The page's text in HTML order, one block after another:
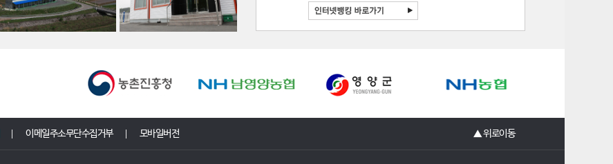
이메일주소무단수집거부 모바일버전 ▲ 위로이동